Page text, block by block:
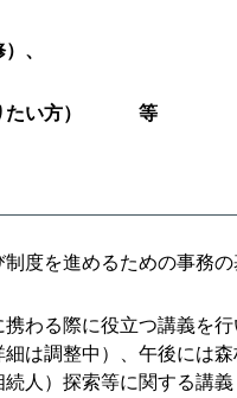
、
りたい方） 等
度を進めるための事務
わる際に役立つ講義を行
は調整中）、午後には
人）探索等に関する講